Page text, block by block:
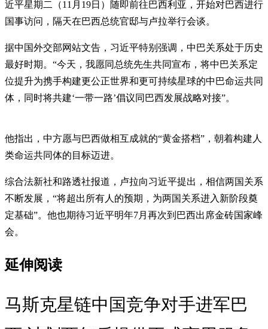
近平星期二（11月19日）随即前往巴西利亚，开始对巴西进行
国事访问，隔天在巴西总统官邸与卢拉举行会谈。
据中国外交部网站文告，习近平特别强调，中巴关系处于历史
最好时期。“今天，我愿同总统先生共同宣布，将中巴关系定
位提升为携手构建更公正世界和更可持续星球的中巴命运共同
体，同时将共建‘一带一路’倡议同巴西发展战略对接”。
他指出，中方愿与巴西做相互成就的“黄金搭档”，朝着构建人
类命运共同体的目标迈进。
综合法新社和路透社报道，卢拉向习近平提出，相信两国关系
不断发展，“将超出所有人的预期，为两国关系进入新阶段奠
定基础”。他也期待习近平明年7月再次到巴西出席金砖国家峰
会。
延伸阅读
马斯克星链中国竞争对手进军巴